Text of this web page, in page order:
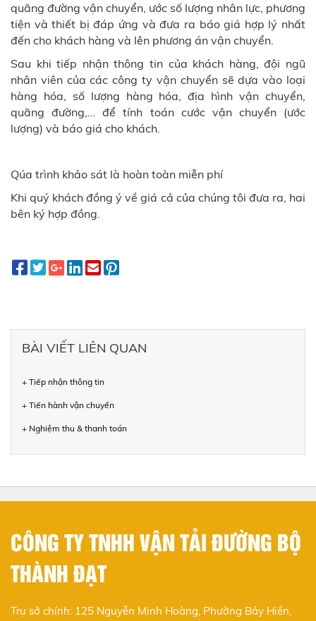
quãng đường vận chuyển, ước số lượng nhân lực, phương
tiện và thiết bị đáp ứng và đưa ra báo giá hợp lý nhất
đến cho khách hàng và lên phương án vận chuyển.
Sau khi tiếp nhận thông tin của khách hàng, đội ngũ
nhân viên của các công ty vận chuyển sẽ dựa vào loại
hàng hóa, số lượng hàng hóa, địa hình vận chuyển,
quãng đường,… để tính toán cước vận chuyển (ước
lượng) và báo giá cho khách.
Qúa trình khảo sát là hoàn toàn miễn phí
Khi quý khách đồng ý về giá cả của chúng tôi đưa ra, hai
bên ký hợp đồng.
BÀI VIẾT LIÊN QUAN
+ Tiếp nhận thông tin
+ Tiến hành vận chuyển
+ Nghiệm thu & thanh toán
CÔNG TY TNHH VẬN TẢI ĐƯỜNG BỘ
THÀNH ĐẠT
Trụ sở chính: 125 Nguyễn Minh Hoàng, Phường Bảy Hiền,